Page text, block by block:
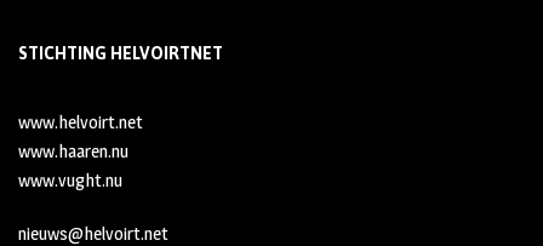
STICHTING HELVOIRTNET
www.helvoirt.net
www.haaren.nu
www.vught.nu
nieuws@helvoirt.net